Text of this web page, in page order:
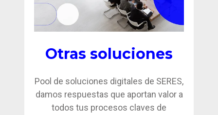
Otras soluciones
Pool de soluciones digitales de SERES,
damos respuestas que aportan valor a
todos tus procesos claves de